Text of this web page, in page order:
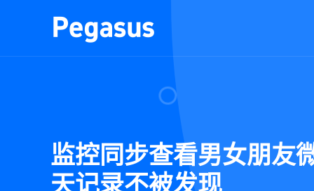
监控同步查看男女朋友
天记录不被发现